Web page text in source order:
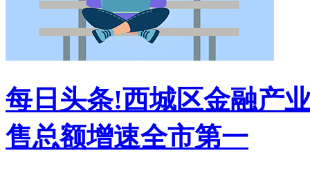
每日头条!西城区金融产
售总额增速全市第一